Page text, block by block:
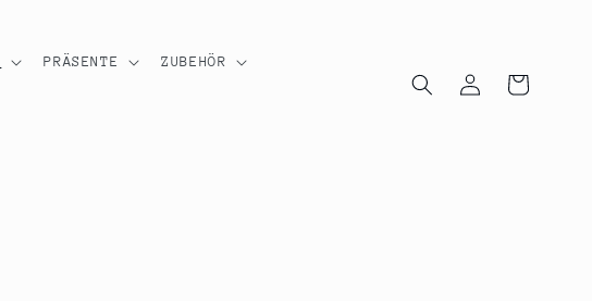
PRÄSENTE ZUBEHÖR
EinloggenWarenkorb